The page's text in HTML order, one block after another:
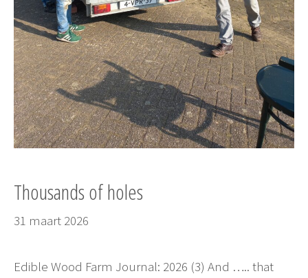
Thousands of holes
31 maart 2026
Edible Wood Farm Journal: 2026 (3) And ….. that